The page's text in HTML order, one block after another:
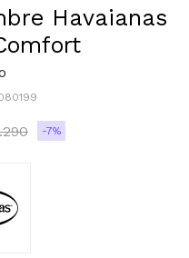
Havaianas
7